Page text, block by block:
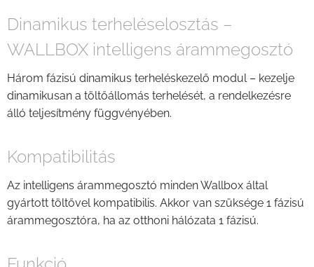
Dinamikus terheléselosztás –
WALLBOX intelligens árammegosztó
Három fázisú dinamikus terheléskezelő modul – kezelje
dinamikusan a töltőállomás terhelését, a rendelkezésre
álló teljesítmény függvényében.
Kompatibilitás
Az intelligens árammegosztó minden Wallbox által
gyártott töltővel kompatibilis. Akkor van szüksége 1 fázisú
árammegosztóra, ha az otthoni hálózata 1 fázisú.